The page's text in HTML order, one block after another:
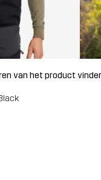
van het product